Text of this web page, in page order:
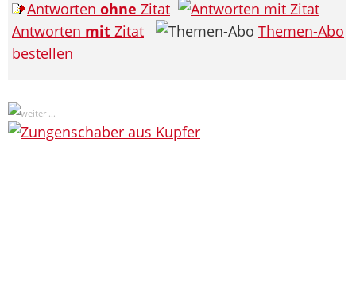
Antworten ohne Zitat
Antworten mit Zitat
Themen-Abo
bestellen